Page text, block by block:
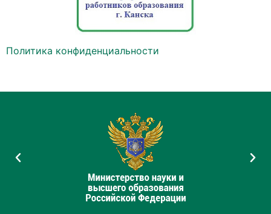
Политика конфиденциальности